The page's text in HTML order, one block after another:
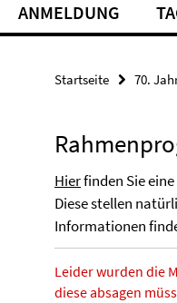
ANMELDUNG
Startseite 70.
Hierfinden Sie
Diese stellen
Informationen
Leider wurden die
diese absagen